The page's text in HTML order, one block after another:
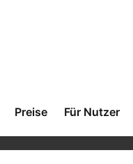
Preise Für Nutzer